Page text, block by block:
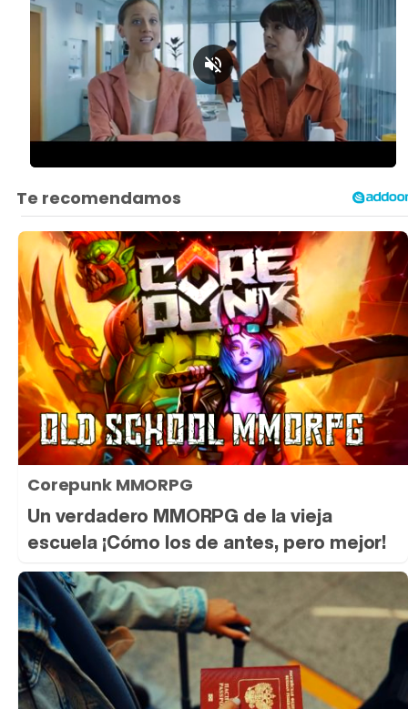
44.77%
Corepunk MMORPG
Un verdadero MMORPG de la vieja
escuela ¡Cómo los de antes, pero mejor!